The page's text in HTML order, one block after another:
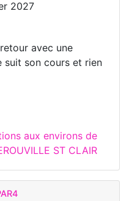
2027
avec une
suit son cours et rien
aux environs de
ST CLAIR